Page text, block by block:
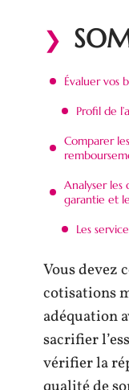
Évaluer vos
Profil de
Comparer
Analyser les
garantie et
Les
Vous devez
cotisations
adéquation
sacrifier
vérifier la